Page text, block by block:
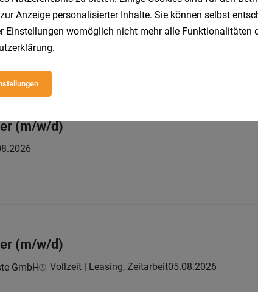
d) (Industrie/Klagenfurt/Produktion)
Vollzeit31.07.2026
(m/w/d)
(m/w/d)
GmbH Vollzeit | Leasing, Zeitarbeit05.08.2026
Anzeige personalisierter Inhalte. Sie können selbst
Einstellungen womöglich nicht mehr alle Funktionalitäten
.